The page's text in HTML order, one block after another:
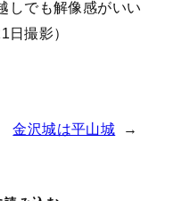
しでも解像感がいい
撮影）
金沢城は平山城 →